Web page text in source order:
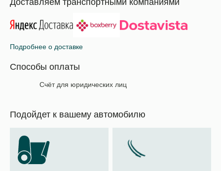
Доставляем транспортными компаниями
Подробнее о доставке
Способы оплаты
Счёт для юридических лиц
Подойдет к вашему автомобилю